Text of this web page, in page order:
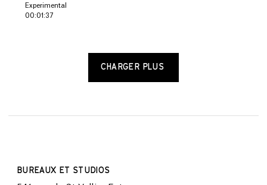
Experimental
00:01:37
CHARGER PLUS
BUREAUX ET STUDIOS